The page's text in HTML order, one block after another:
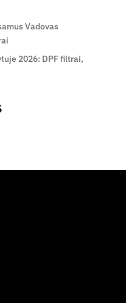
Vadovas
2026: DPF filtrai,